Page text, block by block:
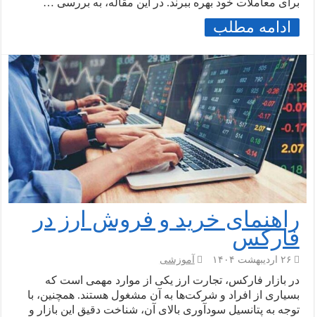
ادامه مطلب
راهنمای خرید و فروش ارز در
فارکس
۲۶ اردیبهشت ۱۴۰۴ آموزشی
در بازار فارکس، تجارت ارز یکی از موارد مهمی است که
بسیاری از افراد و شرکت‌ها به آن مشغول هستند. همچنین، با
توجه به پتانسیل سودآوری بالای آن، شناخت دقیق این بازار و